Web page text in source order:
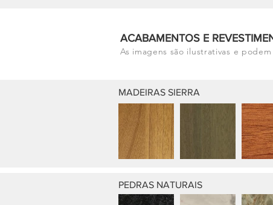
ACABAMENTOS E
As imagens são ilustrativas e
MADEIRAS SIERRA
PEDRAS NATURAIS